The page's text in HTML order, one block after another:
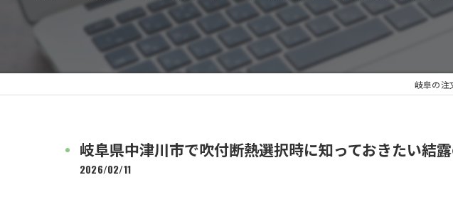
岐阜の注
岐阜県中津川市で吹付断熱選択時に知っておきたい結
2026/02/11